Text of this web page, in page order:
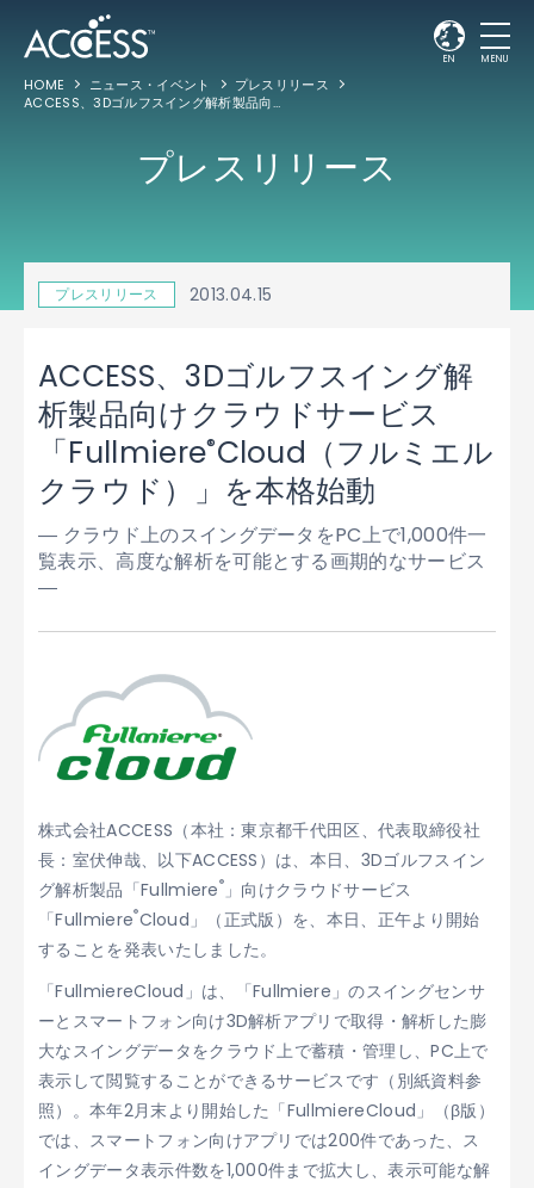
EN MENU
HOME ニュース・イベント
プレスリリース
ACCESS、3Dゴルフスイング解析製品向けクラウドサービス 「Fullmiere
プレスリリース
プレスリリース 2013.04.15
ACCESS、3Dゴルフスイング解
析製品向けクラウドサービス
「Fullmiere®Cloud（フルミエル
クラウド）」を本格始動
― クラウド上のスイングデータをPC上で1,000件一
覧表示、高度な解析を可能とする画期的なサービス
―
株式会社ACCESS（本社：東京都千代田区、代表取締役社
長：室伏伸哉、以下ACCESS）は、本日、3Dゴルフスイン
グ解析製品「Fullmiere® 」向けクラウドサービス
「Fullmiere®Cloud」（正式版）を、本日、正午より開始
することを発表いたしました。
「FullmiereCloud」は、「Fullmiere」のスイングセンサ
ーとスマートフォン向け3D解析アプリで取得・解析した膨
大なスイングデータをクラウド上で蓄積・管理し、PC上で
表示して閲覧することができるサービスです（別紙資料参
照）。本年2月末より開始した「FullmiereCloud」（β版）
では、スマートフォン向けアプリでは200件であった、ス
イングデータ表示件数を1,000件まで拡大し、表示可能な解